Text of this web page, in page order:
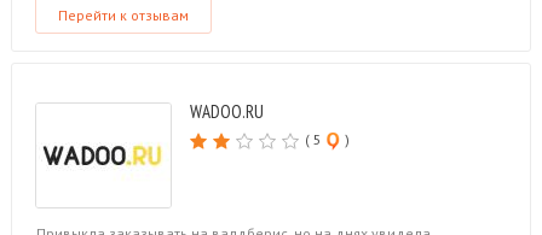
Перейти к отзывам
WADOO.RU
( 5 )